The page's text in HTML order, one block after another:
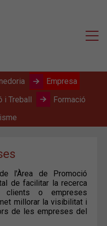
Empresa
i Treball
Formació
l'Àrea de Promoció
de facilitar la recerca
o empreses
millorar la visibilitat i
de les empreses del